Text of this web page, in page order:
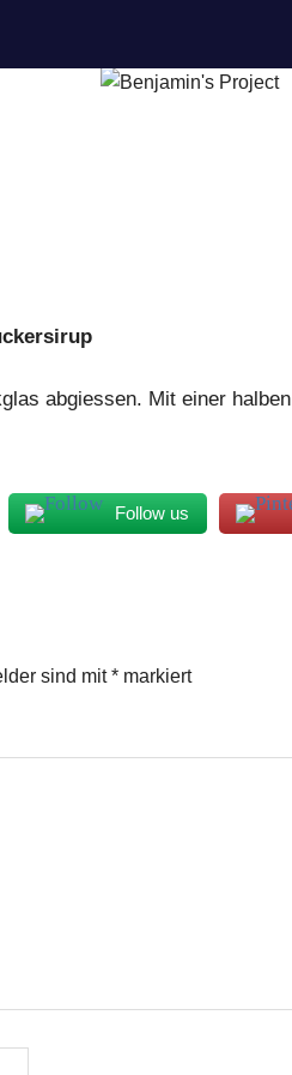
abgiessen. Mit einer halben
Follow us
sind mit* markiert